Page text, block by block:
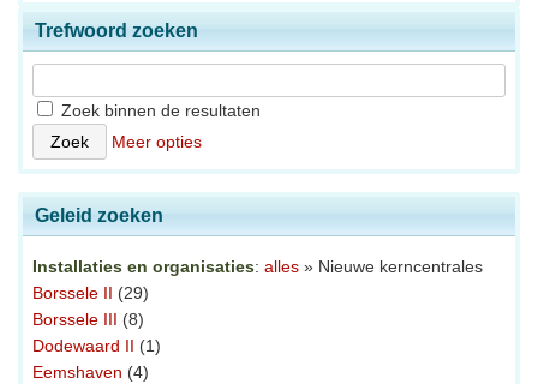
Trefwoord zoeken
Zoek binnen de resultaten
Meer opties
Geleid zoeken
Installaties en organisaties: alles » Nieuwe kerncentrales
Borssele II (29)
Borssele III (8)
Dodewaard II (1)
Eemshaven (4)